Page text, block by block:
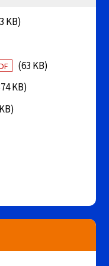
KB)
(63 KB)
KB)